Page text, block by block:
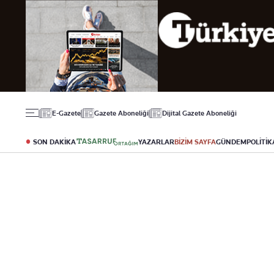
E-Gazete Gazete Aboneliği Dijital Gazete Aboneliği
SON DAKİKA YAZARLARBİZİM SAYFAGÜNDEM
Politika
Ekonomi
Borsa
Altın
Döviz
Hisse Senedi
Kripto Para
T-Otomobil
Futbol
Puan Durumu